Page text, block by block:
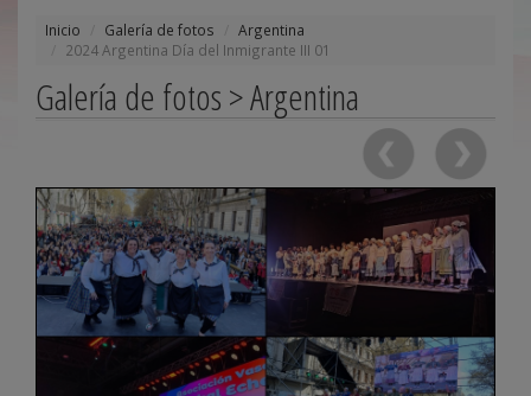
Inicio Galería de fotos
Argentina
2024 Argentina Día del Inmigrante III 01
Galería de fotos > Argentina